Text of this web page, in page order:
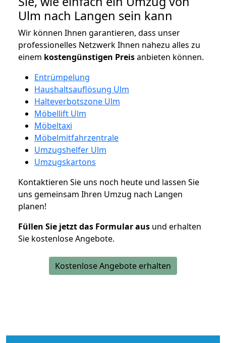
Ulm nach Langen sein kann
Wir können Ihnen garantieren, dass unser
professionelles Netzwerk Ihnen nahezu alles zu
einem kostengünstigen Preisanbieten können.
Entrümpelung
Haushaltsauflösung Ulm
Halteverbotszone Ulm
Möbellift Ulm
Möbeltaxi
Möbelmitfahrzentrale
Umzugshelfer Ulm
Umzugskartons
Kontaktieren Sie uns noch heute und lassen Sie
uns gemeinsam Ihren Umzug nach Langen
planen!
Füllen Sie jetzt das Formular aus und erhalten
Sie kostenlose Angebote.
Kostenlose Angebote erhalten